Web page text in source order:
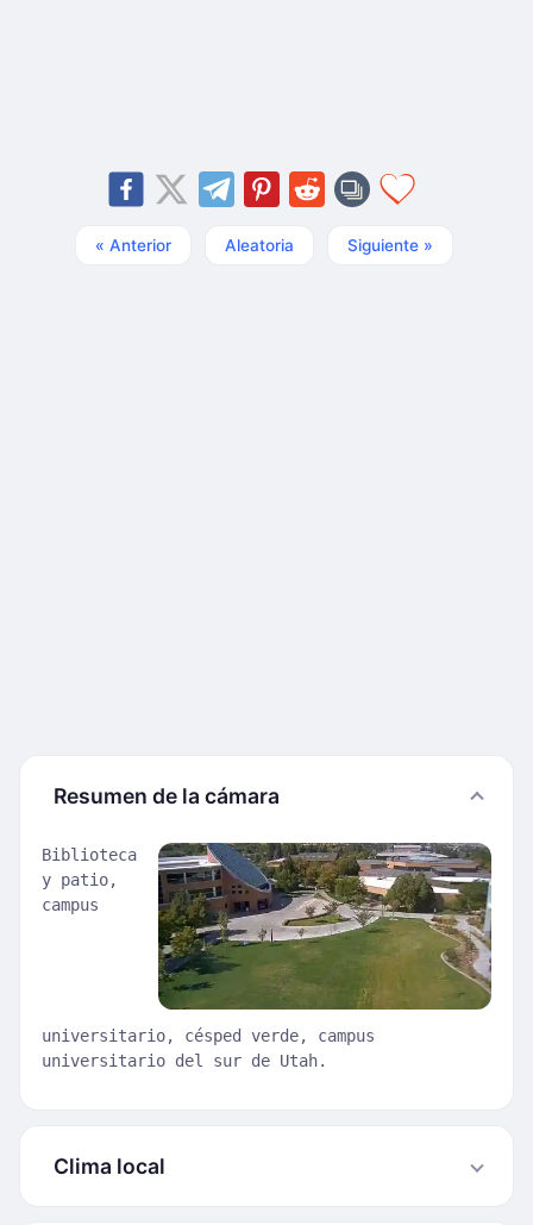
« Anterior Aleatoria Siguiente »
Resumen de la cámara
Biblioteca
y patio,
campus
universitario, césped verde, campus
universitario del sur de Utah.
Clima local